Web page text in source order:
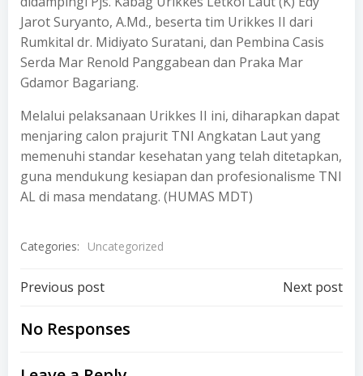
Jarot Suryanto, A.Md., beserta tim Urikkes II dari
Rumkital dr. Midiyato Suratani, dan Pembina Casis
Serda Mar Renold Panggabean dan Praka Mar
Gdamor Bagariang.
Melalui pelaksanaan Urikkes II ini, diharapkan dapat
menjaring calon prajurit TNI Angkatan Laut yang
memenuhi standar kesehatan yang telah ditetapkan,
guna mendukung kesiapan dan profesionalisme TNI
AL di masa mendatang. (HUMAS MDT)
Categories: Uncategorized
Post
navigation
Previous post Next post
No Responses